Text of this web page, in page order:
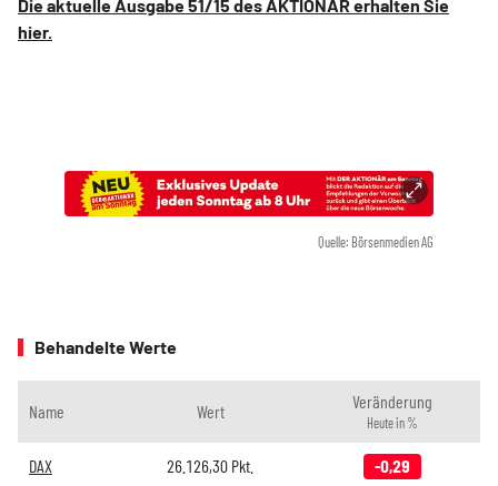
Die aktuelle Ausgabe 51/15 des AKTIONÄR erhalten Sie
hier.
Quelle: Börsenmedien AG
Behandelte Werte
Name Wert Veränderung
Heute in %
DAX 26.126,30 Pkt. -0,29